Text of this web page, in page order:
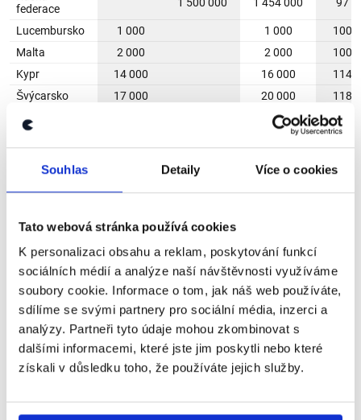
Souhlas Detaily Více o cookies
Tato webová stránka používá cookies
K personalizaci obsahu a reklam, poskytování funkcí
sociálních médií a analýze naší návštěvnosti využíváme
soubory cookie. Informace o tom, jak náš web používáte,
sdílíme se svými partnery pro sociální média, inzerci a
analýzy. Partneři tyto údaje mohou zkombinovat s
dalšími informacemi, které jste jim poskytli nebo které
získali v důsledku toho, že používáte jejich služby.
Ukrajina
Co se týče Ukrajiny, ta se porozpaduSovětského
svazu v roce 1991 stala nezávislým státema v roce